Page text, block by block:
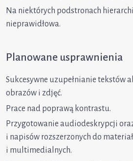
Na niektórych podstronach
nieprawidłowa.
Planowane usprawnienia
Sukcesywne uzupełnianie tekstów
obrazów i zdjęć.
Prace nad poprawą kontrastu.
Przygotowanie audiodeskrypcji
i napisów rozszerzonych do
i multimedialnych.